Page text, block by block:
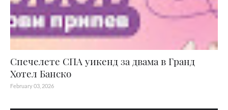
Спечелете СПА уикенд за двама в Гранд
Хотел Банско
February 03, 2026